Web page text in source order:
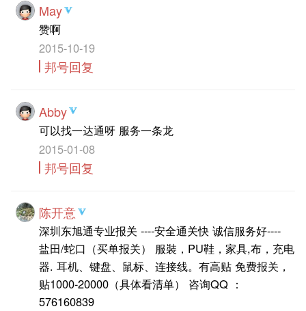
May
赞啊
2015-10-19
邦号回复
Abby
可以找一达通呀 服务一条龙
2015-01-08
邦号回复
陈开意
深圳东旭通专业报关 ----安全通关快 诚信服务好----
盐田/蛇口（买单报关） 服裝，PU鞋，家具,布，充电
器. 耳机、键盘、鼠标、连接线。有高贴 免费报关，
贴1000-20000（具体看清单） 咨询QQ ：
576160839